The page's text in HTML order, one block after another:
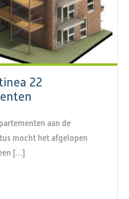
22
aan de
mocht het afgelopen
[…]